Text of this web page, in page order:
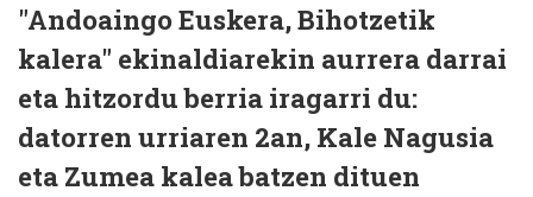
"Andoaingo Euskera, Bihotzetik
kalera" ekinaldiarekin aurrera darrai
eta hitzordu berria iragarri du:
datorren urriaren 2an, Kale Nagusia
eta Zumea kalea batzen dituen